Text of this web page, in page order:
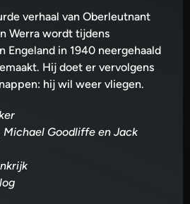
verhaal van Oberleutnant
Werra wordt tijdens
Engeland in 1940 neergehaald
Hij doet er vervolgens
hij wil weer vliegen.
Michael Goodliffe en Jack